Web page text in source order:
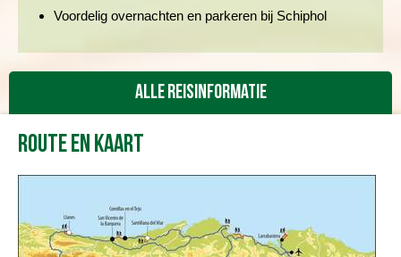
Voordelig overnachten en parkeren bij Schiphol
Alle reisinformatie
Reviews
Route en kaart